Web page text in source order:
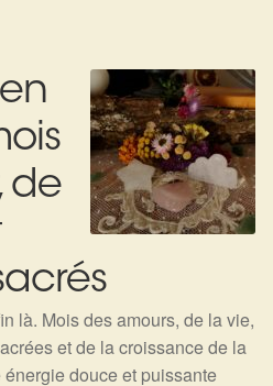
de
là. Mois des amours, de la vie,
et de la croissance de la
énergie douce et puissante